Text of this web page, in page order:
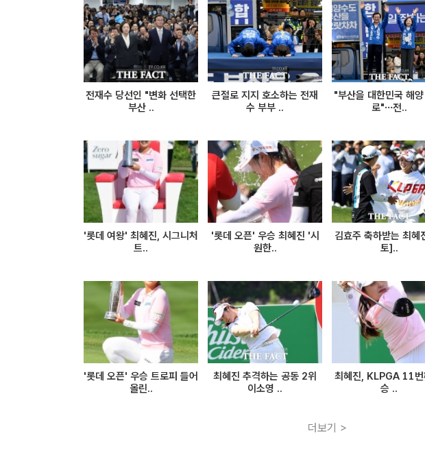
전재수 당선인 "변화 선택한
부산 ..
큰절로 지지 호소하는 전재
수 부부 ..
"부산을 대한민국 해
로"…전..
'롯데 여왕' 최혜진, 시그니처
트..
'롯데 오픈' 우승 최혜진 '시
원한..
김효주 축하받는 최혜
토]..
'롯데 오픈' 우승 트로피 들어
올린..
최혜진 추격하는 공동 2위
이소영 ..
최혜진, KLPGA 11번
승 ..
더보기 >